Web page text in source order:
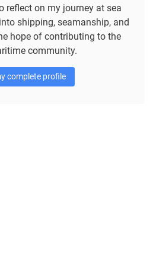
reflect on my journey at sea
shipping, seamanship, and
hope of contributing to the
community.
complete profile